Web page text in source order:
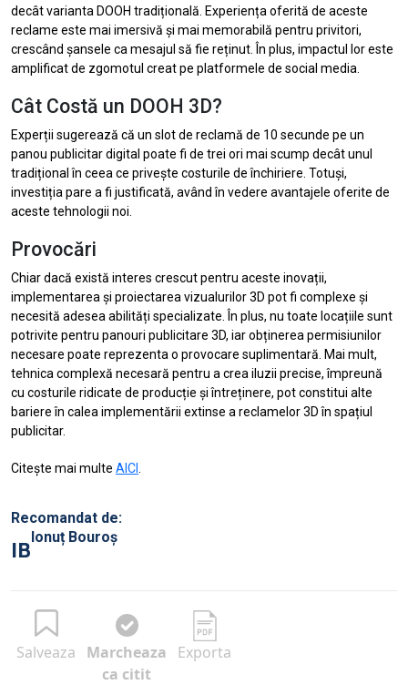
decât varianta DOOH tradițională. Experiența oferită de aceste
reclame este mai imersivă și mai memorabilă pentru privitori,
crescând șansele ca mesajul să fie reținut. În plus, impactul lor este
amplificat de zgomotul creat pe platformele de social media.
Cât Costă un DOOH 3D?
Experții sugerează că un slot de reclamă de 10 secunde pe un
panou publicitar digital poate fi de trei ori mai scump decât unul
tradițional în ceea ce privește costurile de închiriere. Totuși,
investiția pare a fi justificată, având în vedere avantajele oferite de
aceste tehnologii noi.
Provocări
Chiar dacă există interes crescut pentru aceste inovații,
implementarea și proiectarea vizualurilor 3D pot fi complexe și
necesită adesea abilități specializate. În plus, nu toate locațiile sunt
potrivite pentru panouri publicitare 3D, iar obținerea permisiunilor
necesare poate reprezenta o provocare suplimentară. Mai mult,
tehnica complexă necesară pentru a crea iluzii precise, împreună
cu costurile ridicate de producție și întreținere, pot constitui alte
bariere în calea implementării extinse a reclamelor 3D în spațiul
publicitar.
Citește mai multe AICI
Recomandat de:
IBIonuț Bouroș
Salveaza
Marcheaza
ca citit
Exporta